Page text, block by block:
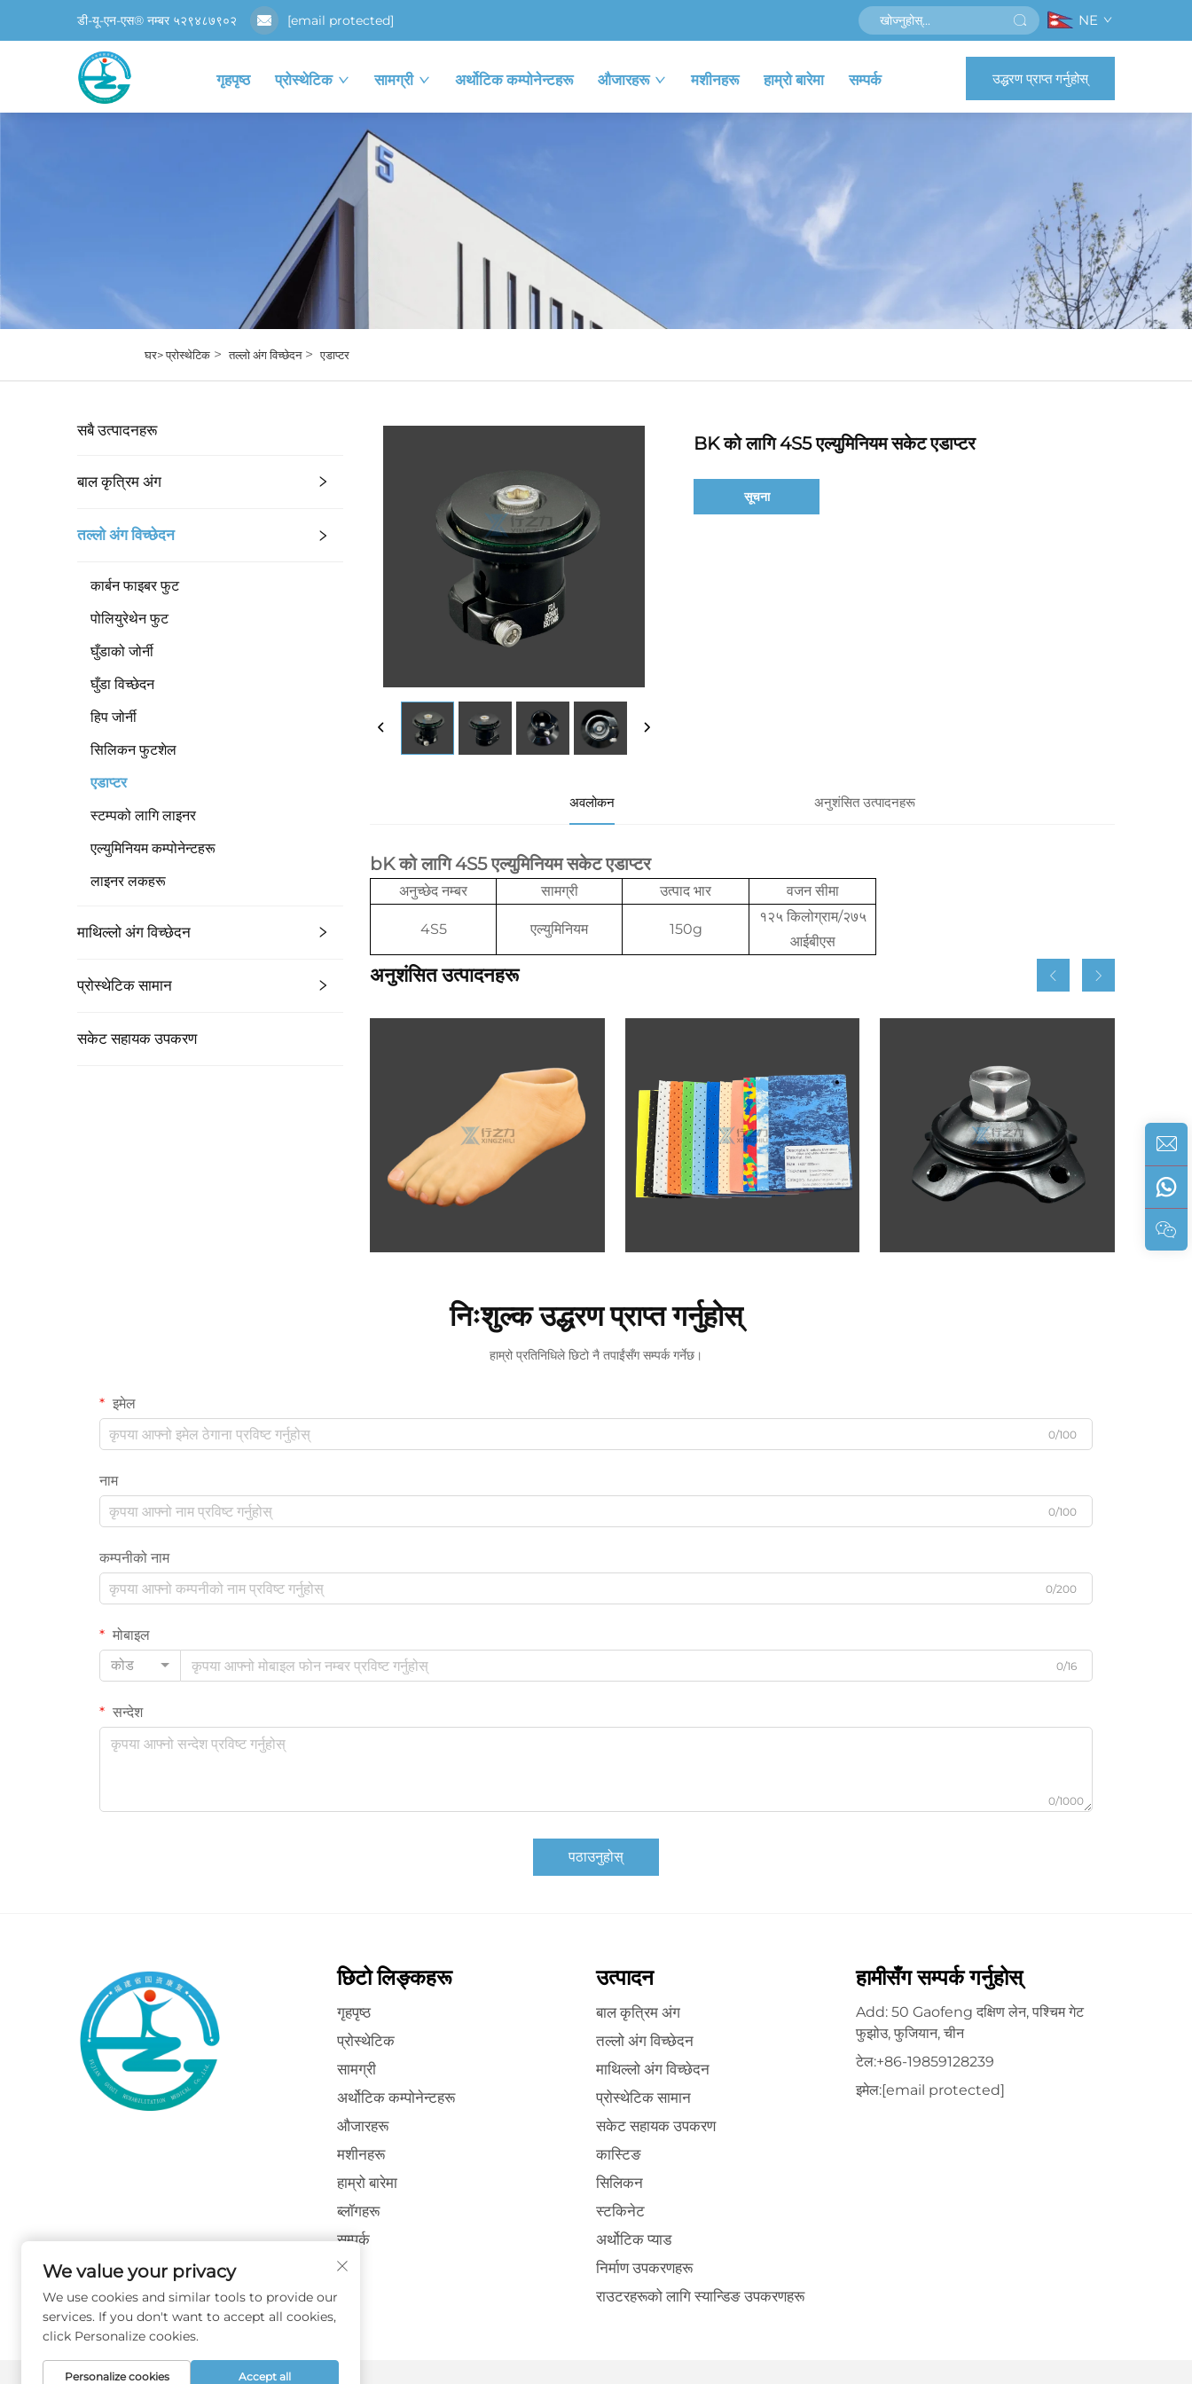
डी-यू-एन-एस® नम्बर ५२९४८७९०२ [email protected] NE
गृहपृष्ठ प्रोस्थेटिक सामग्री अर्थोटिक कम्पोनेन्टहरू औजारहरू मशीनहरू हाम्रो बारेमा सम्पर्क उद्धरण प्राप्त गर्नुहोस्
घर>प्रोस्थेटिक>तल्लो अंग विच्छेदन>एडाप्टर
सबै उत्पादनहरू
बाल कृत्रिम अंग
तल्लो अंग विच्छेदन
कार्बन फाइबर फुट
पोलियुरेथेन फुट
घुँडाको जोर्नी
घुँडा विच्छेदन
हिप जोर्नी
सिलिकन फुटशेल
एडाप्टर
स्टम्पको लागि लाइनर
एल्युमिनियम कम्पोनेन्टहरू
लाइनर लकहरू
माथिल्लो अंग विच्छेदन
प्रोस्थेटिक सामान
सकेट सहायक उपकरण
BK को लागि 4S5 एल्युमिनियम सकेट एडाप्टर
सूचना
अवलोकन अनुशंसित उत्पादनहरू
bK को लागि 4S5 एल्युमिनियम सकेट एडाप्टर
अनुच्छेद नम्बर सामग्री उत्पाद भार वजन सीमा
4S5 एल्युमिनियम 150g
१२५ किलोग्राम/२७५
आईबीएस
अनुशंसित उत्पादनहरू
निःशुल्क उद्धरण प्राप्त गर्नुहोस्
हाम्रो प्रतिनिधिले छिटो नै तपाईंसँग सम्पर्क गर्नेछ।
इमेल
0/100
नाम
0/100
कम्पनीको नाम
0/200
मोबाइल
कोड
0/16
सन्देश
0/1000
पठाउनुहोस्
छिटो लिङ्कहरू
गृहपृष्ठ
प्रोस्थेटिक
सामग्री
अर्थोटिक कम्पोनेन्टहरू
औजारहरू
मशीनहरू
हाम्रो बारेमा
ब्लॉगहरू
सम्पर्क
उत्पादन
बाल कृत्रिम अंग
तल्लो अंग विच्छेदन
माथिल्लो अंग विच्छेदन
प्रोस्थेटिक सामान
सकेट सहायक उपकरण
कास्टिङ
सिलिकन
स्टकिनेट
अर्थोटिक प्याड
निर्माण उपकरणहरू
राउटरहरूको लागि स्यान्डिङ उपकरणहरू
हामीसँग सम्पर्क गर्नुहोस्
Add: 50 Gaofeng दक्षिण लेन, पश्चिम गेट
फुझोउ, फुजियान, चीन
टेल:+86-19859128239
इमेल:[email protected]
We value your privacy
We use cookies and similar tools to provide our
services. If you don't want to accept all cookies,
click Personalize cookies.
Personalize cookies Accept all